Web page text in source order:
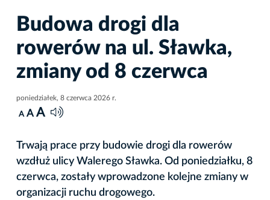
Budowa drogi dla
rowerów na ul. Sławka,
zmiany od 8 czerwca
poniedziałek, 8 czerwca 2026 r.
A A A
Trwają prace przy budowie drogi dla rowerów
wzdłuż ulicy Walerego Sławka. Od poniedziałku, 8
czerwca, zostały wprowadzone kolejne zmiany w
organizacji ruchu drogowego.